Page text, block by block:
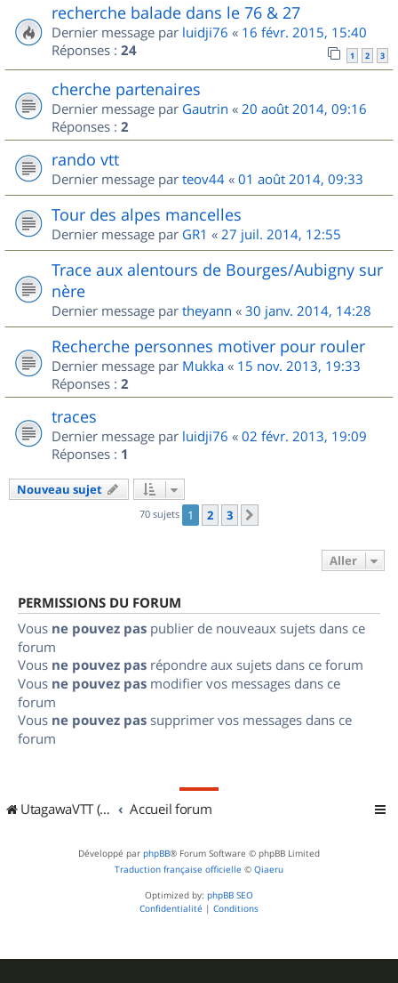
recherche balade dans le 76 & 27
Dernier message par luidji76 « 16 févr. 2015, 15:40
Réponses : 24 1 2 3
cherche partenaires
Dernier message par Gautrin « 20 août 2014, 09:16
Réponses : 2
rando vtt
Dernier message par teov44 « 01 août 2014, 09:33
Tour des alpes mancelles
Dernier message par GR1 « 27 juil. 2014, 12:55
Trace aux alentours de Bourges/Aubigny sur
nère
Dernier message par theyann « 30 janv. 2014, 14:28
Recherche personnes motiver pour rouler
Dernier message par Mukka « 15 nov. 2013, 19:33
Réponses : 2
traces
Dernier message par luidji76 « 02 févr. 2013, 19:09
Réponses : 1
Nouveau sujet
70 sujets 1 2 3
Aller
PERMISSIONS DU FORUM
Vous ne pouvez pas publier de nouveaux sujets dans ce
forum
Vous ne pouvez pas répondre aux sujets dans ce forum
Vous ne pouvez pas modifier vos messages dans ce
forum
Vous ne pouvez pas supprimer vos messages dans ce
forum
UtagawaVTT (Randos VTT et VTTAE avec traces GPS) Accueil forum
Développé par phpBB® Forum Software © phpBB Limited
Traduction française officielle © Qiaeru
Optimized by: phpBB SEO
Confidentialité | Conditions